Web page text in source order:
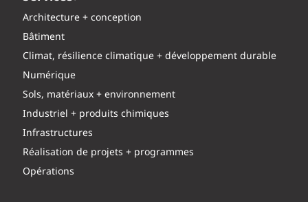
Architecture + conception
Bâtiment
Climat, résilience climatique + développement durable
Numérique
Sols, matériaux + environnement
Industriel + produits chimiques
Infrastructures
Réalisation de projets + programmes
Opérations